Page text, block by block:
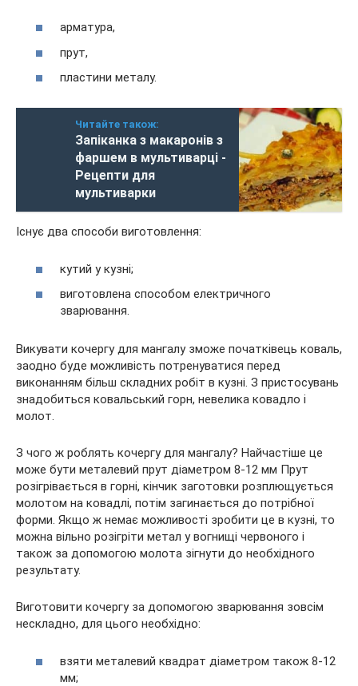
арматура,
прут,
пластини металу.
Читайте також:
Запіканка з макаронів з
фаршем в мультиварці -
Рецепти для
мультиварки
Існує два способи виготовлення:
кутий у кузні;
виготовлена способом електричного
зварювання.
Викувати кочергу для мангалу зможе початківець коваль,
заодно буде можливість потренуватися перед
виконанням більш складних робіт в кузні. З пристосувань
знадобиться ковальський горн, невелика ковадло і
молот.
З чого ж роблять кочергу для мангалу? Найчастіше це
може бути металевий прут діаметром 8-12 мм Прут
розігрівається в горні, кінчик заготовки розплющується
молотом на ковадлі, потім загинається до потрібної
форми. Якщо ж немає можливості зробити це в кузні, то
можна вільно розігріти метал у вогнищі червоного і
також за допомогою молота зігнути до необхідного
результату.
Виготовити кочергу за допомогою зварювання зовсім
нескладно, для цього необхідно:
взяти металевий квадрат діаметром також 8-12
мм;